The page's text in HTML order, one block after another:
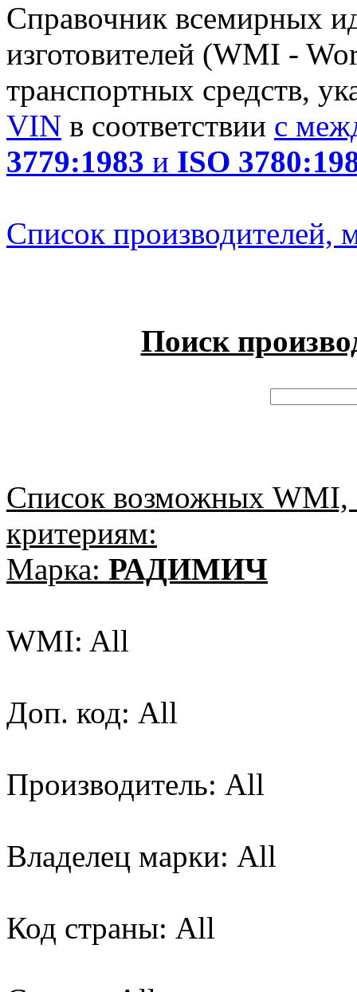
Справочник всемирных
изготовителей (WMI -
транспортных средств,
VIN в соответствии с
3779:1983 и ISO
Список производителей,
Поиск
Список возможных
критериям:
Марка: РАДИМИЧ
WMI: All
Доп. код: All
Производитель: All
Владелец марки: All
Код страны: All